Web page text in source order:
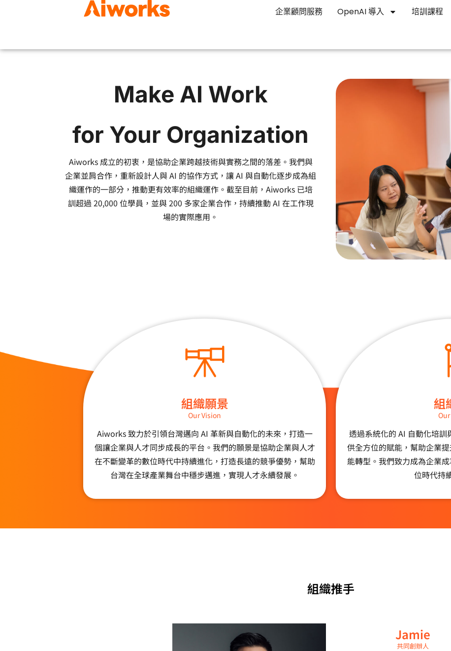
企業顧問服務 OpenAI 導入 培訓課程
Make AI Work
for Your Organization
Aiworks 成立的初衷，是協助企業跨越技術與實務之間的落差。我們與
企業並肩合作，重新設計人與 AI 的協作方式，讓 AI 與自動化逐步成為組
織運作的一部分，推動更有效率的組織運作。截至目前，Aiworks 已培
訓超過 20,000 位學員，並與 200 多家企業合作，持續推動 AI 在工作現
場的實際應用。
組織願景
Our Vision
Aiworks 致力於引領台灣邁向 AI 革新與自動化的未來，打造一
個讓企業與人才同步成長的平台。我們的願景是協助企業與人才
在不斷變革的數位時代中持續進化，打造長遠的競爭優勢，幫助
台灣在全球產業舞台中穩步邁進，實現人才永續發展。
組
透過系統化的 AI 自動化培
供全方位的賦能，幫助企業
能轉型。我們致力成為企業
位時代持
組織推手
Jamie
共同創辦人